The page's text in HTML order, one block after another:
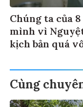
Chúng ta của
mình vì
kịch bản quá
Cùng